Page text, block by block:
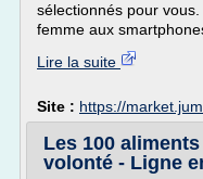
sélectionnés pour
femme aux
Lire la suite
Site : https://
Les 100
volonté - Ligne